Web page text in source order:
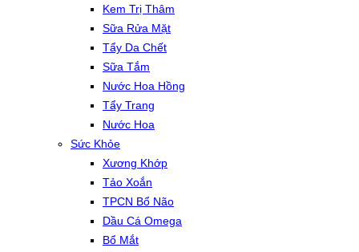
Kem Trị Thâm
Sữa Rửa Mặt
Tẩy Da Chết
Sữa Tắm
Nước Hoa Hồng
Tẩy Trang
Nước Hoa
Sức Khỏe
Xương Khớp
Tảo Xoắn
TPCN Bổ Não
Dầu Cá Omega
Bổ Mắt